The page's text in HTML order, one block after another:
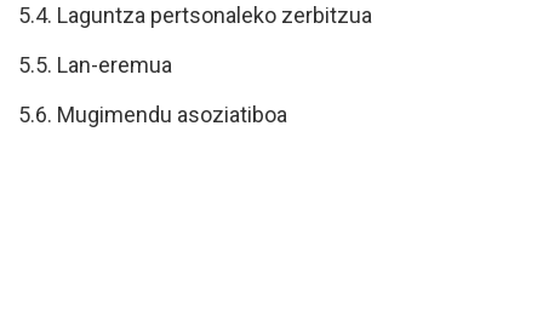
5.4. Laguntza pertsonaleko zerbitzua
5.5. Lan-eremua
5.6. Mugimendu asoziatiboa